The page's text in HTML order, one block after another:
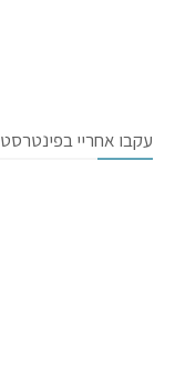
עקבו אחריי בפינטרסט